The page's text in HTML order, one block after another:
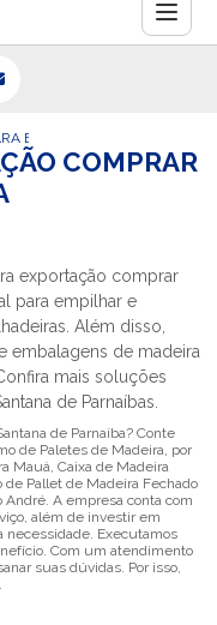
EXPORTACAO COMPRAR
COMPRAR
exportação comprar
para empilhar e
Além disso,
embalagens de madeira
mais soluções
de Parnaíbas.
de Parnaíba? Conte
de Paletes de Madeira, por
Mauá, Caixa de Madeira
de Pallet de Madeira Fechado
André. A empresa conta com
além de investir em
Executamos
Com um atendimento
suas dúvidas. Por isso,